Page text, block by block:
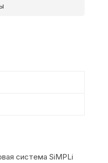
система SiMPLi